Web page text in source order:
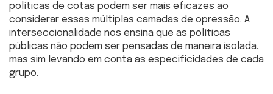
políticas de cotas podem ser mais eficazes ao
considerar essas múltiplas camadas de opressão. A
interseccionalidade nos ensina que as políticas
públicas não podem ser pensadas de maneira isolada,
mas sim levando em conta as especificidades de cada
grupo.